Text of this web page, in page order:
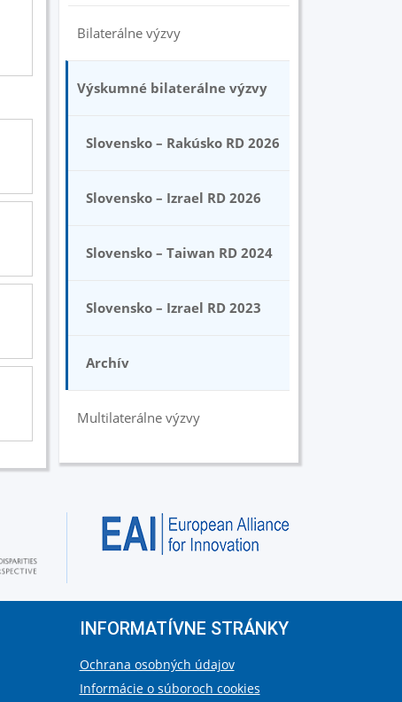
Bilaterálne výzvy
Výskumné bilaterálne výzvy
Slovensko – Rakúsko RD 2026
Slovensko – Izrael RD 2026
Slovensko – Taiwan RD 2024
Slovensko – Izrael RD 2023
Archív
Multilaterálne výzvy
INFORMATÍVNE STRÁNKY
Ochrana osobných údajov
Informácie o súboroch cookies